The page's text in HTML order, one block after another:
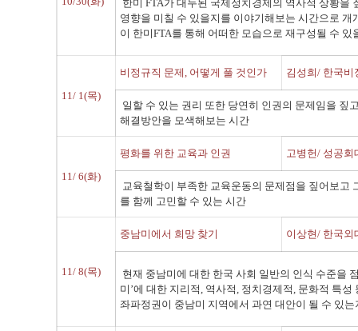
한미 FTA가 대두된 국제정치경제의 역사적 상황을
영향을 미칠 수 있을지를 이야기해보는 시간으로
이 한미FTA를 통해 어떠한 모습으로 재구성될 수
11/ 1(목)
비정규직 문제, 어떻게 풀 것인가 김성희/ 한국비
일할 수 있는 권리 또한 당연히 인권의 문제임을 짚
해결방안을 모색해보는 시간
11/ 6(화)
평화를 위한 교육과 인권 고병헌/ 성공회
교육철학이 부족한 교육운동의 문제점을 짚어보고
를 함께 고민할 수 있는 시간
11/ 8(목)
중남미에서 희망 찾기 이상현/ 한국외
현재 중남미에 대한 한국 사회 일반의 인식 수준을
미’에 대한 지리적, 역사적, 정치경제적, 문화적 특
좌파정권이 중남미 지역에서 과연 대안이 될 수 있